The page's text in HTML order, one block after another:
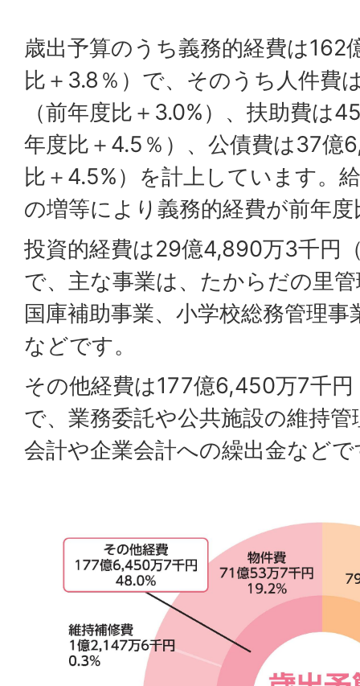
歳出予算のうち義務的経費は162
比＋3.8％）で、そのうち人件費
（前年度比＋3.0%）、扶助費は
年度比＋4.5％）、公債費は37億
比＋4.5%）を計上しています。
の増等により義務的経費が前年
投資的経費は29億4,890万3千円
で、主な事業は、たからだの里
国庫補助事業、小学校総務管理
などです。
その他経費は177億6,450万7千
で、業務委託や公共施設の維持
会計や企業会計への繰出金など